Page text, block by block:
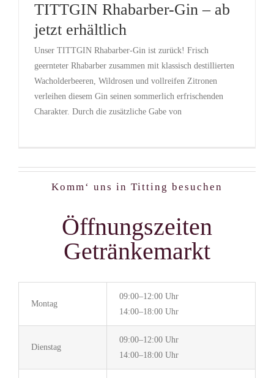
TITTGIN Rhabarber-Gin – ab
jetzt erhältlich
Unser TITTGIN Rhabarber-Gin ist zurück! Frisch
geernteter Rhabarber zusammen mit klassisch destillierten
Wacholderbeeren, Wildrosen und vollreifen Zitronen
verleihen diesem Gin seinen sommerlich erfrischenden
Charakter. Durch die zusätzliche Gabe von
Komm‘ uns in Titting besuchen
Öffnungszeiten
Getränkemarkt
Montag
09:00–12:00 Uhr
14:00–18:00 Uhr
Dienstag
09:00–12:00 Uhr
14:00–18:00 Uhr